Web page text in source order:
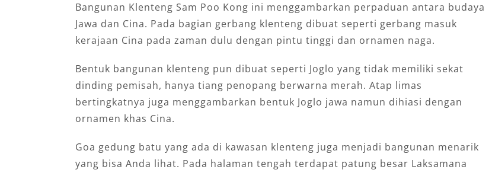
Bangunan Klenteng Sam Poo Kong ini menggambarkan perpaduan antara budaya
Jawa dan Cina. Pada bagian gerbang klenteng dibuat seperti gerbang masuk
kerajaan Cina pada zaman dulu dengan pintu tinggi dan ornamen naga.
Bentuk bangunan klenteng pun dibuat seperti Joglo yang tidak memiliki sekat
dinding pemisah, hanya tiang penopang berwarna merah. Atap limas
bertingkatnya juga menggambarkan bentuk Joglo jawa namun dihiasi dengan
ornamen khas Cina.
Goa gedung batu yang ada di kawasan klenteng juga menjadi bangunan menarik
yang bisa Anda lihat. Pada halaman tengah terdapat patung besar Laksamana